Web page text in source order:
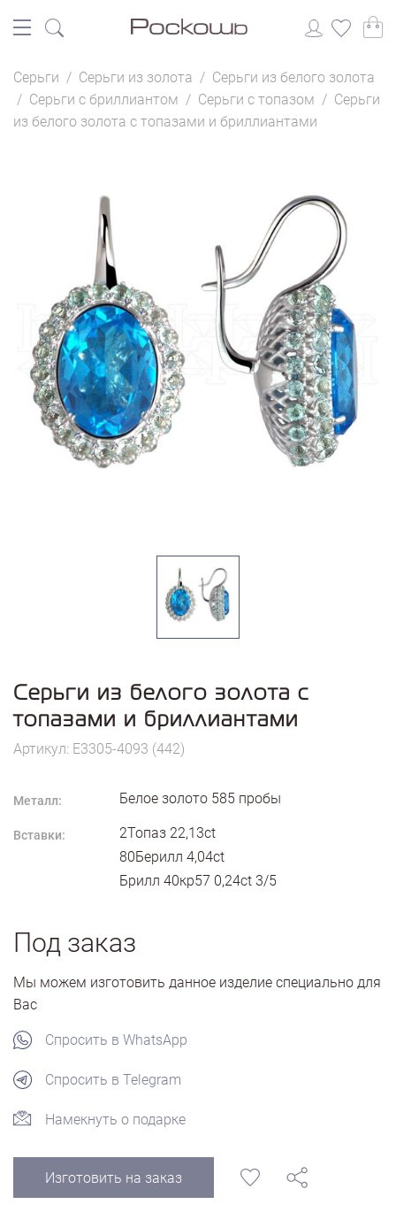
Серьги / Серьги из золота / Серьги из белого золота
/ Серьги с бриллиантом / Серьги с топазом / Серьги
из белого золота с топазами и бриллиантами
Серьги из белого золота с
топазами и бриллиантами
Артикул: E3305-4093 (442)
Металл: Белое золото 585 пробы
Вставки:
2Топаз 22,13ct
80Берилл 4,04ct
Брилл 40кр57 0,24ct 3/5
Под заказ
Мы можем изготовить данное изделие специально для
Вас
Спросить в WhatsApp
Спросить в Telegram
Намекнуть о подарке
Изготовить на заказ